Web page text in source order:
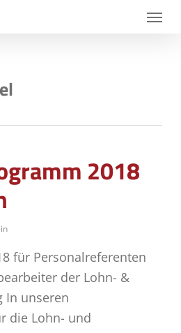
Menu
2018
für Personalreferenten
der Lohn- &
In unseren
die Lohn- und